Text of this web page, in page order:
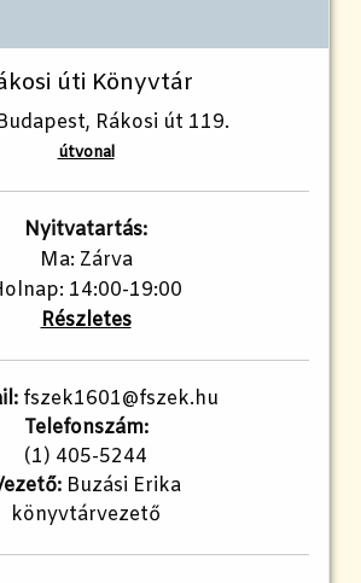
úti Könyvtár
Rákosi út 119.
útvonal
Nyitvatartás:
Ma: Zárva
14:00-19:00
Részletes
fszek1601@fszek.hu
Telefonszám:
(1) 405-5244
Buzási Erika
könyvtárvezető